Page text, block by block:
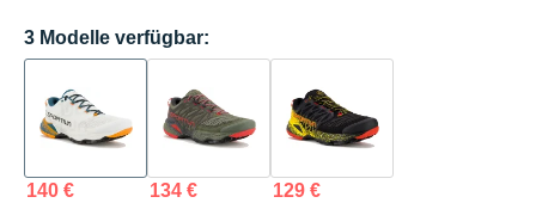
3 Modelle verfügbar:
140 € 134 € 129 €